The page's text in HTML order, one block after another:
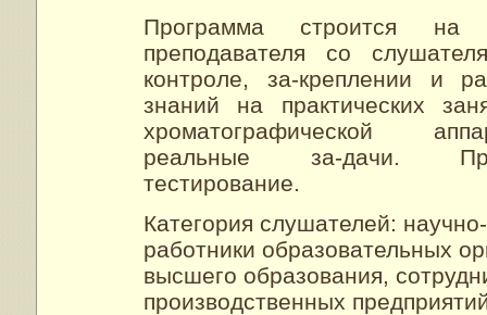
Программа строится на
преподавателя со
контроле, за-креплении и
знаний на практических
хроматографической
реальные за-дачи.
тестирование.
Категория слушателей:
работники образовательных
высшего образования,
производственных